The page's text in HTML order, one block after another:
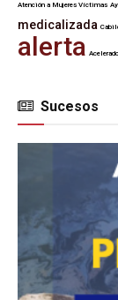
Atención a Mujeres Víctimas
medicalizada
alerta
Sucesos